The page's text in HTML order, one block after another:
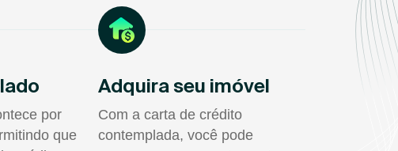
por
que
Adquira seu imóvel
Com a carta de crédito
contemplada, você pode